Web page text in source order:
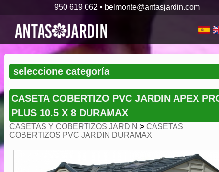
950 619 062 • belmonte@antasjardin.com
CASETA COBERTIZO PVC JARDIN APEX
PLUS 10.5 X 8 DURAMAX
CASETAS Y COBERTIZOS JARDIN > CASETAS
COBERTIZOS PVC JARDIN DURAMAX